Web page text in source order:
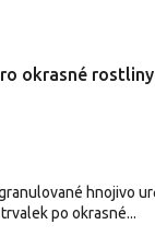
okrasné rostliny
hnojivo
po okrasné...